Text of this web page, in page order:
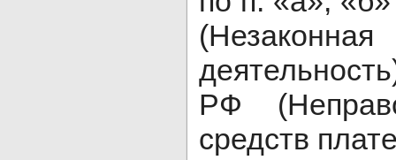
РФ
средств